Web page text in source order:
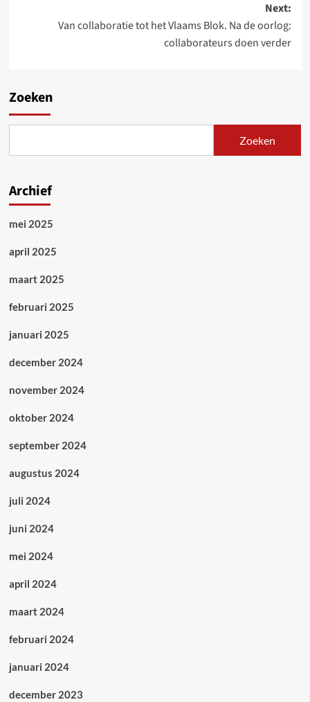
Next:
Van collaboratie tot het Vlaams Blok. Na de oorlog:
collaborateurs doen verder
Zoeken
Zoeken
Archief
mei 2025
april 2025
maart 2025
februari 2025
januari 2025
december 2024
november 2024
oktober 2024
september 2024
augustus 2024
juli 2024
juni 2024
mei 2024
april 2024
maart 2024
februari 2024
januari 2024
december 2023